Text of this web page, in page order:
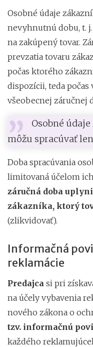
Osobné údaje
nevyhnutnú dobu, t. j.
na zakúpený tovar.
prevzatia tovaru
počas ktorého
dispozícii, teda počas
všeobecnej záručnej
Osobné
môžu spracúvať
Doba spracúvania
limitovaná účelom
záručná doba
zákazníka, ktorý
(zlikvidovať).
Informačná
reklamácie
Predajca si pri
na účely vybavenia
nového zákona o
tzv. informačnú
každého